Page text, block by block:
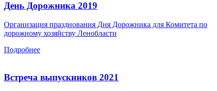
День Дорожника 2019
Организация празднования Дня Дорожника для Комитета по
дорожному хозяйству Ленобласти
Подробнее
Встреча выпускников 2021